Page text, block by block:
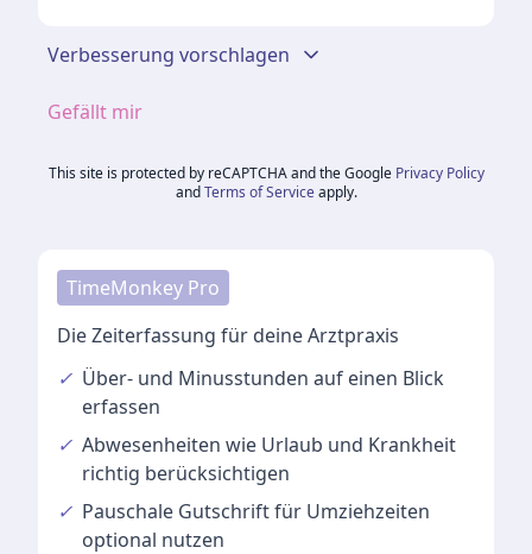
Verbesserung vorschlagen
Gefällt mir
This site is protected by reCAPTCHA and the Google Privacy Policy
and Terms of Service apply.
TimeMonkey Pro
Die Zeiterfassung für deine Arztpraxis
✓ Über- und Minusstunden auf einen Blick
erfassen
✓ Abwesenheiten wie Urlaub und Krankheit
richtig berücksichtigen
✓ Pauschale Gutschriftfür Umziehzeiten
optional nutzen